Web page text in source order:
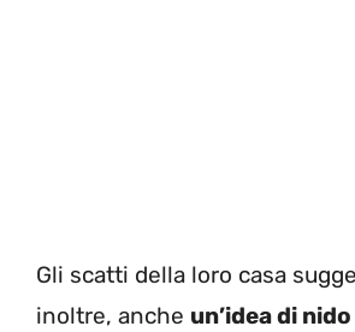
Gli scatti della loro casa
inoltre, anche un’idea di